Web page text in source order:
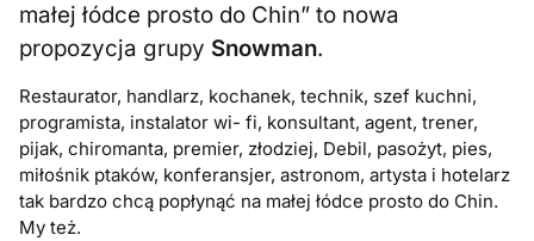
małej łódce prosto do Chin” to nowa
propozycja grupy Snowman.
Restaurator, handlarz, kochanek, technik, szef kuchni,
programista, instalator wi- fi, konsultant, agent, trener,
pijak, chiromanta, premier, złodziej, Debil, pasożyt, pies,
miłośnik ptaków, konferansjer, astronom, artysta i hotelarz
tak bardzo chcą popłynąć na małej łódce prosto do Chin.
My też.